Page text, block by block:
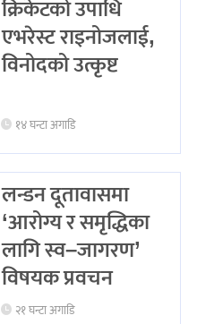
क्रिकेटको उपाधि
एभरेस्ट राइनोजलाई,
विनोदको उत्कृष्ट
१४ घन्टा अगाडि
लन्डन दूतावासमा
‘आरोग्य र समृद्धिका
लागि स्व–जागरण’
विषयक प्रवचन
२१ घन्टा अगाडि